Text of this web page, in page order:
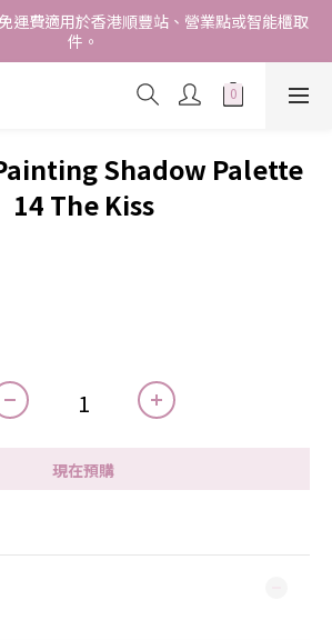
運費適用於香港順豐站、營業點或智能櫃取
件。
運費適用於香港順豐站、營業點或智能櫃取
件。
Hong Kong SAR. Applicable to Hong
station or SF locker pick up.
FROM HKD280/3KG.
運費適用於香港順豐站、營業點或智能櫃取
Shadow Palette
14 The Kiss
現在預購